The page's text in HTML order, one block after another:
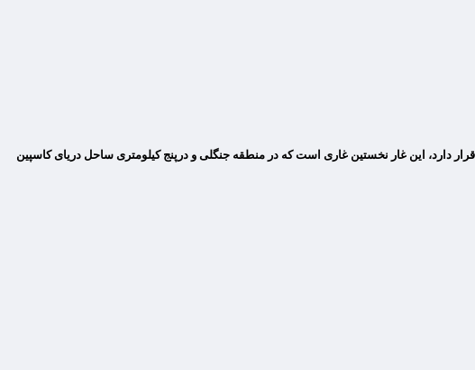
دارد، این غار نخستین غاری است که در منطقه جنگلی و درپنج کیلومتری ساحل دریای کاسپین